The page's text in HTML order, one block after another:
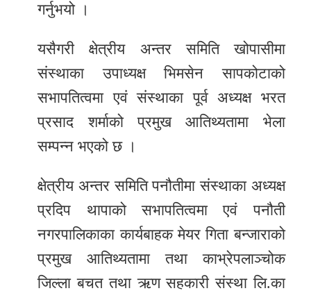
गर्नुभयो ।
यसैगरी क्षेत्रीय अन्तर समिति खोपासीमा
संस्थाका उपाध्यक्ष भिमसेन सापकोटाको
सभापतित्वमा एवं संस्थाका पूर्व अध्यक्ष भरत
प्रसाद शर्माको प्रमुख आतिथ्यतामा भेला
सम्पन्न भएको छ ।
क्षेत्रीय अन्तर समिति पनौतीमा संस्थाका अध्यक्ष
प्रदिप थापाको सभापतित्वमा एवं पनौती
नगरपालिकाका कार्यबाहक मेयर गिता बन्जाराको
प्रमुख आतिथ्यतामा तथा काभ्रेपलाञ्चोक
जिल्ला बचत तथा ऋण सहकारी संस्था लि.का